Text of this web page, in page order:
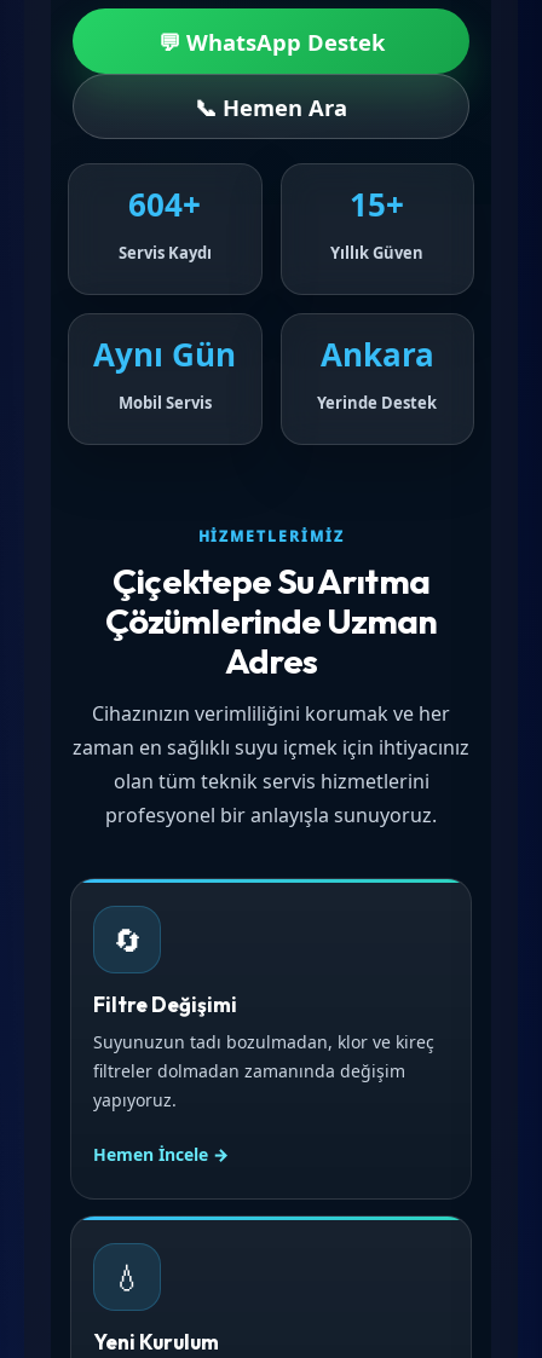
💬 WhatsApp Destek
📞 Hemen Ara
604+
Servis Kaydı
15+
Yıllık Güven
Aynı Gün
Mobil Servis
Ankara
Yerinde Destek
HIZMETLERIMIZ
Çiçektepe Su Arıtma
Çözümlerinde Uzman
Adres
Cihazınızın verimliliğini korumak ve her
zaman en sağlıklı suyu içmek için ihtiyacınız
olan tüm teknik servis hizmetlerini
profesyonel bir anlayışla sunuyoruz.
🔄
Filtre Değişimi
Suyunuzun tadı bozulmadan, klor ve kireç
filtreler dolmadan zamanında değişim
yapıyoruz.
Hemen İncele →
💧
Yeni Kurulum